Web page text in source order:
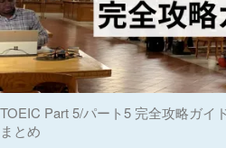
TOEIC Part 5/パート5 完全攻略ガイ
まとめ